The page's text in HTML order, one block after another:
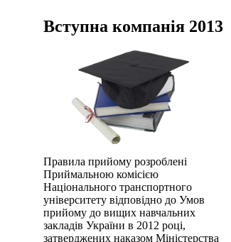
Вступна компанія 2013
Правила прийому розроблені
Приймальною комісією
Національного транспортного
університету відповідно до Умов
прийому до вищих навчальних
закладів України в 2012 році,
затверджених наказом Міністерства